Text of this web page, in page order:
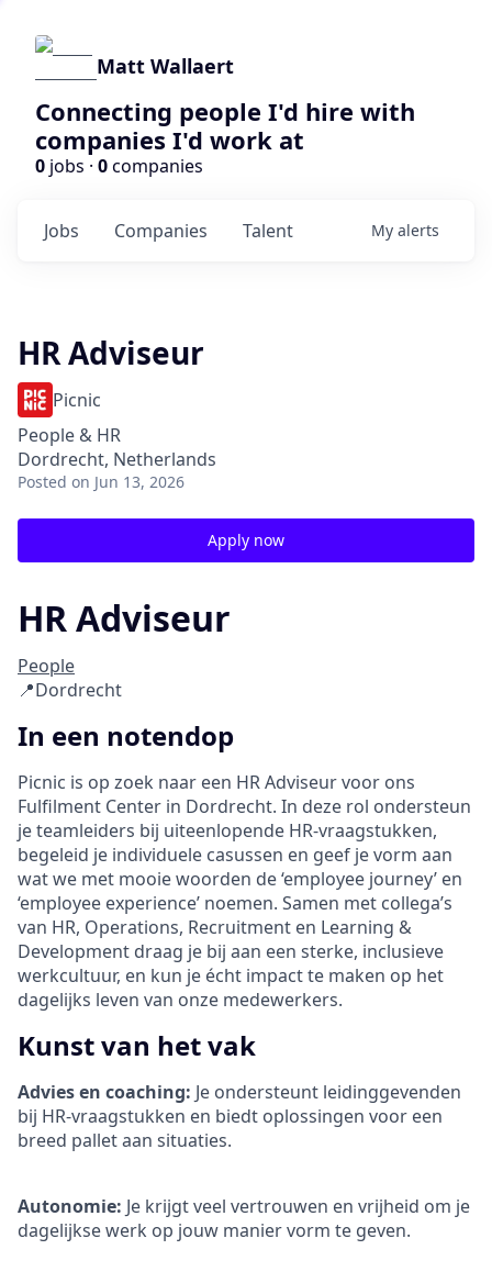
Matt Wallaert
Connecting people I'd hire with
companies I'd work at
0 jobs · 0companies
Jobs Companies Talent My alerts
HR Adviseur
Picnic
People & HR
Dordrecht, Netherlands
Posted on Jun 13, 2026
Apply now
HR Adviseur
People
📍Dordrecht
In een notendop
Picnic is op zoek naar een HR Adviseur voor ons
Fulfilment Center in Dordrecht. In deze rol ondersteun
je teamleiders bij uiteenlopende HR-vraagstukken,
begeleid je individuele casussen en geef je vorm aan
wat we met mooie woorden de ‘employee journey’ en
‘employee experience’ noemen. Samen met collega’s
van HR, Operations, Recruitment en Learning &
Development draag je bij aan een sterke, inclusieve
werkcultuur, en kun je écht impact te maken op het
dagelijks leven van onze medewerkers.
Kunst van het vak
Advies en coaching: Je ondersteunt leidinggevenden
bij HR-vraagstukken en biedt oplossingen voor een
breed pallet aan situaties.
Autonomie: Je krijgt veel vertrouwen en vrijheid om je
dagelijkse werk op jouw manier vorm te geven.